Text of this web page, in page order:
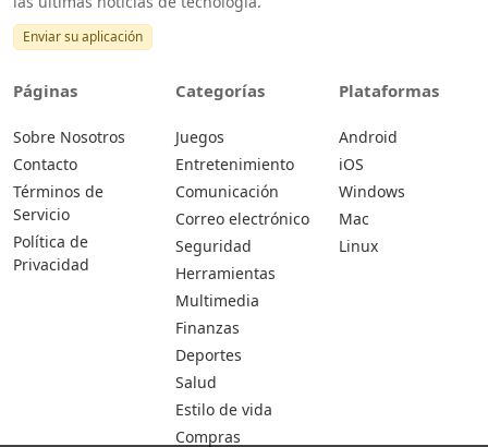
Enviar su aplicación
Páginas
Sobre Nosotros
Contacto
Términos de
Servicio
Política de
Privacidad
Categorías
Juegos
Entretenimiento
Comunicación
Correo electrónico
Seguridad
Herramientas
Multimedia
Finanzas
Deportes
Salud
Estilo de vida
Compras
Plataformas
Android
iOS
Windows
Mac
Linux